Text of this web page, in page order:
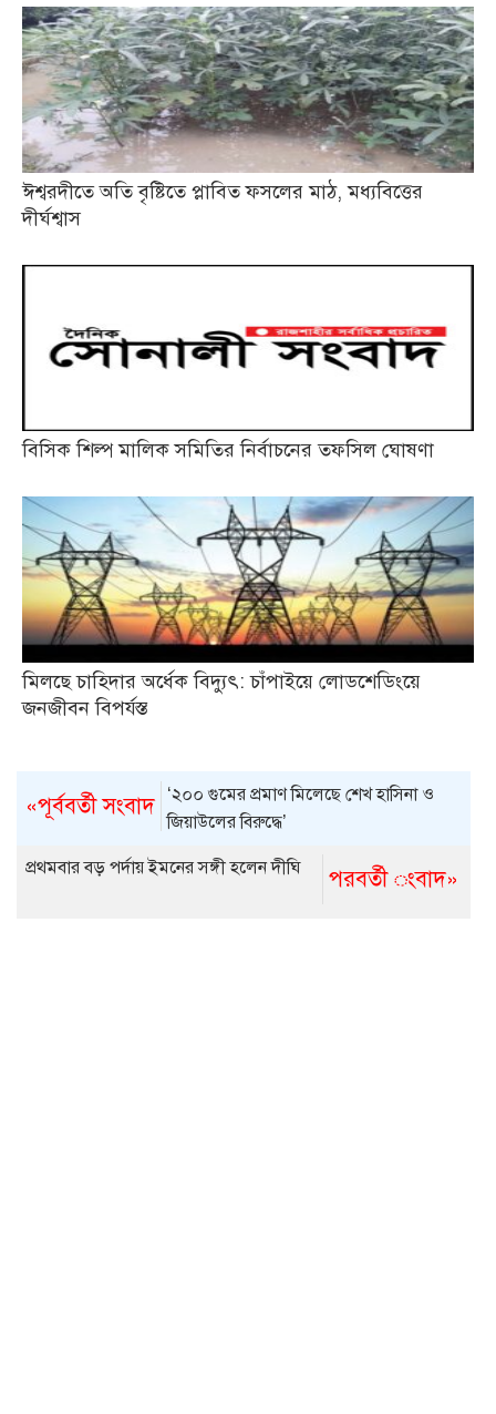
ঈশ্বরদীতে অতি বৃষ্টিতে প্লাবিত ফসলের মাঠ, মধ্যবিত্তের
দীর্ঘশ্বাস
বিসিক শিল্প মালিক সমিতির নির্বাচনের তফসিল ঘোষণা
মিলছে চাহিদার অর্ধেক বিদ্যুৎ: চাঁপাইয়ে লোডশেডিংয়ে
জনজীবন বিপর্যস্ত
«পূর্ববর্তী সংবাদ ‘২০০ গুমের প্রমাণ মিলেছে শেখ হাসিনা ও
জিয়াউলের বিরুদ্ধে’
পরবর্তী ংবাদ»
প্রথমবার বড় পর্দায় ইমনের সঙ্গী হলেন দীঘি